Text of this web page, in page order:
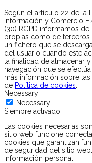
Según el artículo 22 de la
Información y Comercio
(30) RGPD informamos
propias como de terceros
un fichero que se
del usuario cuando éste
la finalidad de almacenar
navegación que se
más información sobre
de Política de cookies
Necessary
Necessary
Siempre activado
Las cookies necesarias
sitio web funcione
cookies que garantizan
de seguridad del sitio
información personal.